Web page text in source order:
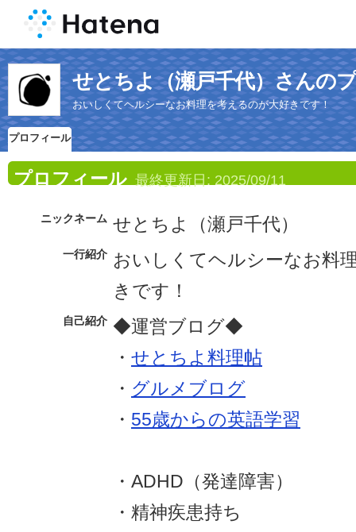
せとちよ（瀬戸千代）さんの
おいしくてヘルシーなお料理を考えるのが大好きです！
プロフィール
プロフィール 最終更新日: 2025/09/11
ニックネーム せとちよ（瀬戸千代）
一行紹介 おいしくてヘルシーなお料
きです！
自己紹介 ◆運営ブログ◆
・ せとちよ料理帖
・ グルメブログ
・ 55歳からの英語学習
・ADHD（発達障害）
・精神疾患持ち